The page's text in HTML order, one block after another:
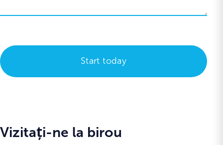
Vizitați-ne la birou